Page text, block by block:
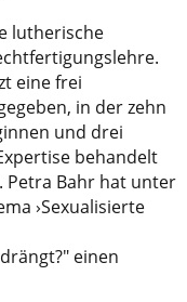
lutherische
eine frei
in der zehn
und drei
behandelt
Petra Bahr hat unter
›Sexualisierte
einen